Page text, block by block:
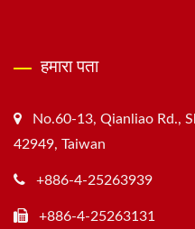
हमारा पता
No.60-13, Qianliao Rd.,
42949, Taiwan
+886-4-25263939
+886-4-25263131